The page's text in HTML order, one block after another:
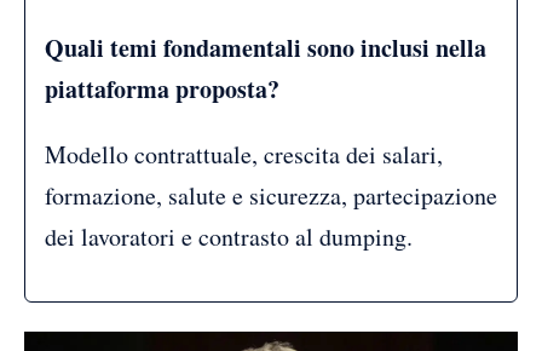
Quali temi fondamentali sono inclusi nella
piattaforma proposta?
Modello contrattuale, crescita dei salari,
formazione, salute e sicurezza, partecipazione
dei lavoratori e contrasto al dumping.